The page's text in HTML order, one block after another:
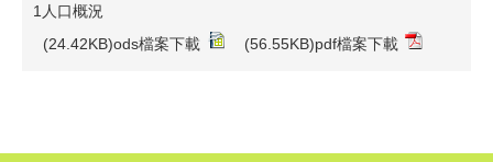
1人口概況
(24.42KB)ods檔案下載
(56.55KB)pdf檔案下載